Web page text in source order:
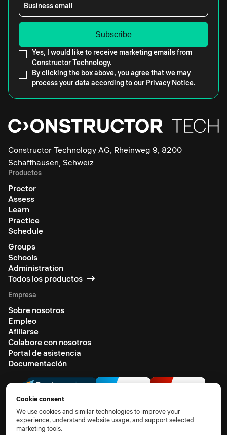
Business email
Yes, I would like to receive marketing emails from
Constructor Technology.
By clicking the box above, you agree that we may
process your data according to our Privacy Notice.
Constructor Technology AG, Rheinweg 9, 8200
Schaffhausen, Schweiz
Productos
Proctor
Assess
Learn
Practice
Schedule
Groups
Schools
Administration
Todos los productos
Empresa
Sobre nosotros
Empleo
Afiliarse
Colabore con nosotros
Portal de asistencia
Documentación
Cookie consent
We use cookies and similar technologies to improve your
experience, understand website usage, and support selected
marketing tools.